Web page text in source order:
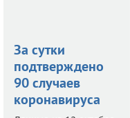
За сутки
подтверждено
90 случаев
коронавируса